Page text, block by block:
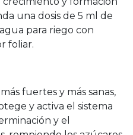
una dosis de 5 ml de
para riego con
foliar.
fuertes y más sanas,
y activa el sistema
y el